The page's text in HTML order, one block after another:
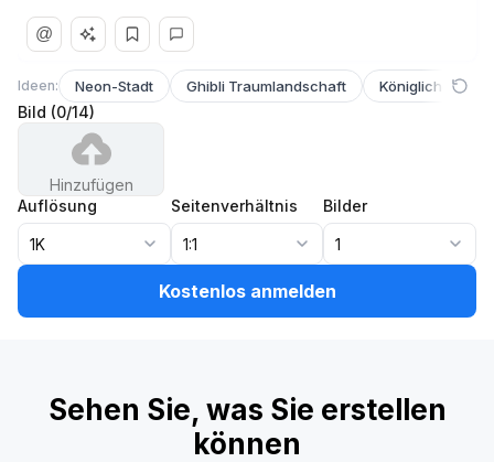
@
Ideen: Neon-Stadt Ghibli Traumlandschaft Königliches
Bild (0/14)
Hinzufügen
Auflösung
1K
Seitenverhältnis
1:1
Bilder
1
Kostenlos anmelden
Sehen Sie, was Sie erstellen
können